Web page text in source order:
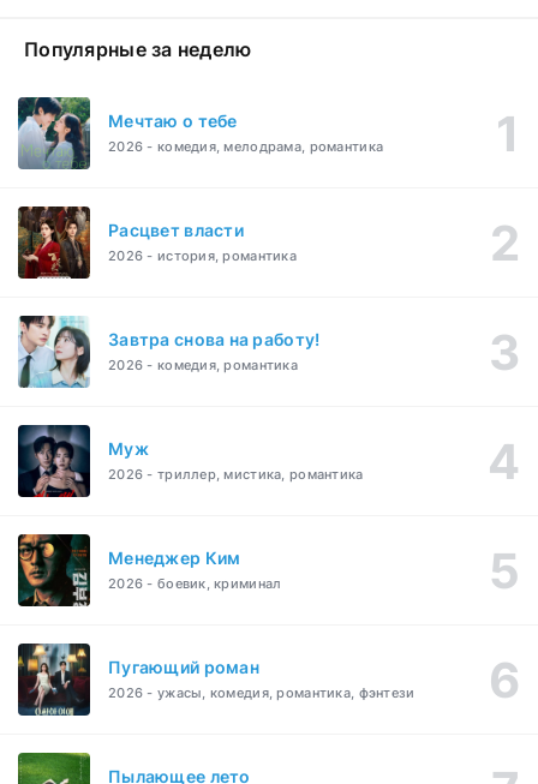
Популярные за неделю
Мечтаю о тебе
2026 - комедия, мелодрама, романтика
Расцвет власти
2026 - история, романтика
Завтра снова на работу!
2026 - комедия, романтика
Муж
2026 - триллер, мистика, романтика
Менеджер Ким
2026 - боевик, криминал
Пугающий роман
2026 - ужасы, комедия, романтика, фэнтези
Пылающее лето